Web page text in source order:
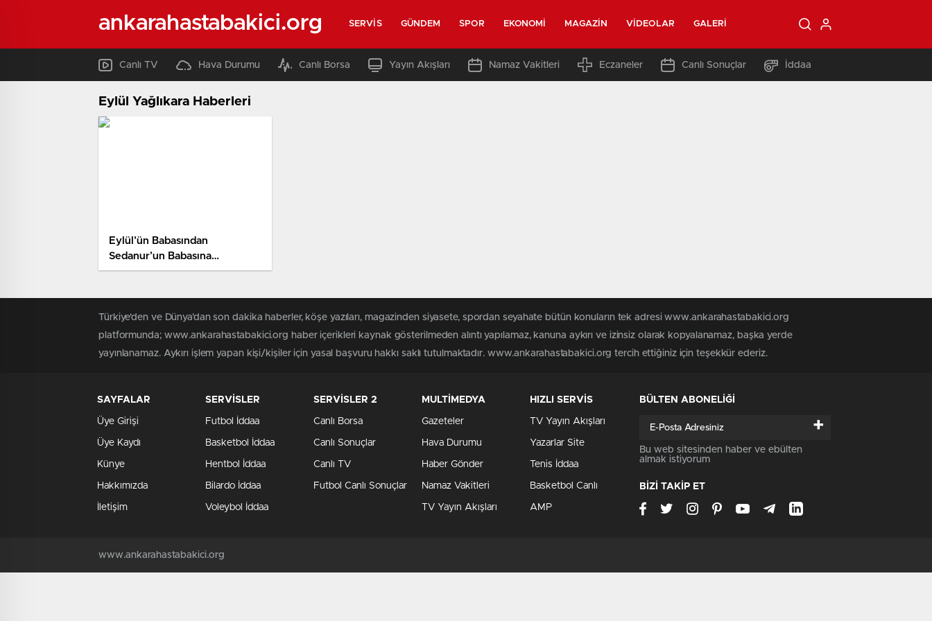
ankarahastabakici.org SERVIS GÜNDEM SPOR EKONOMI MAGAZIN VIDEOLAR GALERI
Canlı TV Hava Durumu Canlı Borsa Yayın Akışları Namaz Vakitleri Eczaneler Canlı Sonuçlar İddaa
Eylül Yağlıkara Haberleri
Eylül’ün Babasından
Sedanur’un Babasına
Başsağlığı Telefonu
Türkiye'den ve Dünya’dan son dakika haberler, köşe yazıları, magazinden siyasete, spordan seyahate bütün konuların tek adresi www.ankarahastabakici.org
platformunda; www.ankarahastabakici.org haber içerikleri kaynak gösterilmeden alıntı yapılamaz, kanuna aykırı ve izinsiz olarak kopyalanamaz, başka yerde
yayınlanamaz. Aykırı işlem yapan kişi/kişiler için yasal başvuru hakkı saklı tutulmaktadır. www.ankarahastabakici.org tercih ettiğiniz için teşekkür ederiz.
SAYFALAR
Üye Girişi
Üye Kaydı
Künye
Hakkımızda
İletişim
SERVİSLER
Futbol İddaa
Basketbol İddaa
Hentbol İddaa
Bilardo İddaa
Voleybol İddaa
SERVİSLER 2
Canlı Borsa
Canlı Sonuçlar
Canlı TV
Futbol Canlı Sonuçlar
MULTİMEDYA
Gazeteler
Hava Durumu
Haber Gönder
Namaz Vakitleri
TV Yayın Akışları
HIZLI SERVİS
TV Yayın Akışları
Yazarlar Site
Tenis İddaa
Basketbol Canlı
AMP
BÜLTEN ABONELİĞİ
+
Bu web sitesinden haber ve ebülten
almak istiyorum
BİZİ TAKİP ET
www.ankarahastabakici.org